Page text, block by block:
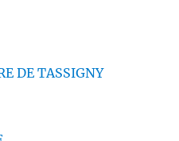
DE TASSIGNY